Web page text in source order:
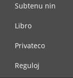
Subtenu nin
Libro
Privateco
Reguloj